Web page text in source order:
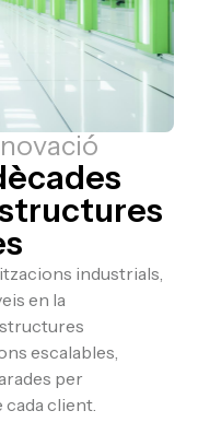
industrials,
en la
escalables,
per
client.